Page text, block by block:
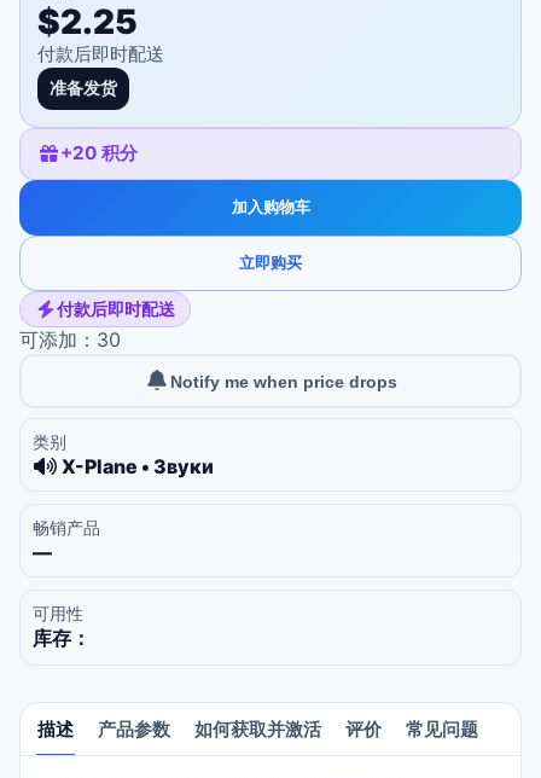
$2.25
付款后即时配送
准备发货
+20 积分
加入购物车
立即购买
付款后即时配送
可添加：30
Notify me when price drops
类别
X-Plane • Звуки
畅销产品
—
可用性
库存：
描述 产品参数 如何获取并激活 评价 常见问题